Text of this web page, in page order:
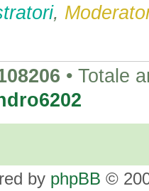
,
• Totale
by phpBB ©